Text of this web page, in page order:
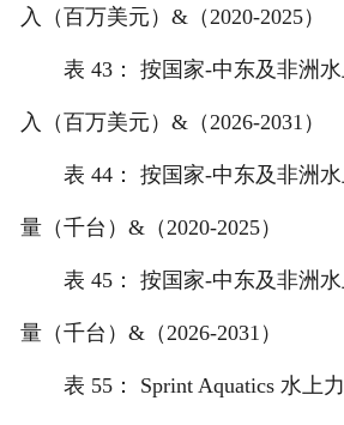
入（百万美元）&（2020-2025）
表 43： 按国家-中东及非洲水
入（百万美元）&（2026-2031）
表 44： 按国家-中东及非洲水
量（千台）&（2020-2025）
表 45： 按国家-中东及非洲水
量（千台）&（2026-2031）
表 55： Sprint Aquatics 水上